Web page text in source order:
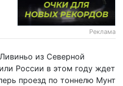
Реклама
из Северной
России в этом году ждет
проезд по тоннелю Мунт